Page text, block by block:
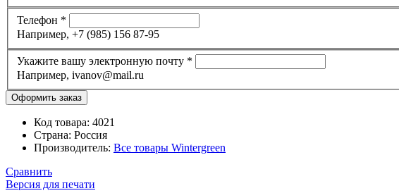
Телефон *
Например, +7 (985) 156 87-95
Укажите вашу электронную почту *
Например, ivanov@mail.ru
Код товара: 4021
Страна: Россия
Производитель: Все товары Wintergreen
Сравнить
Версия для печати